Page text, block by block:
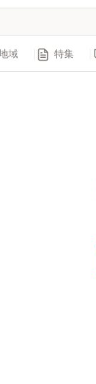
域 特集